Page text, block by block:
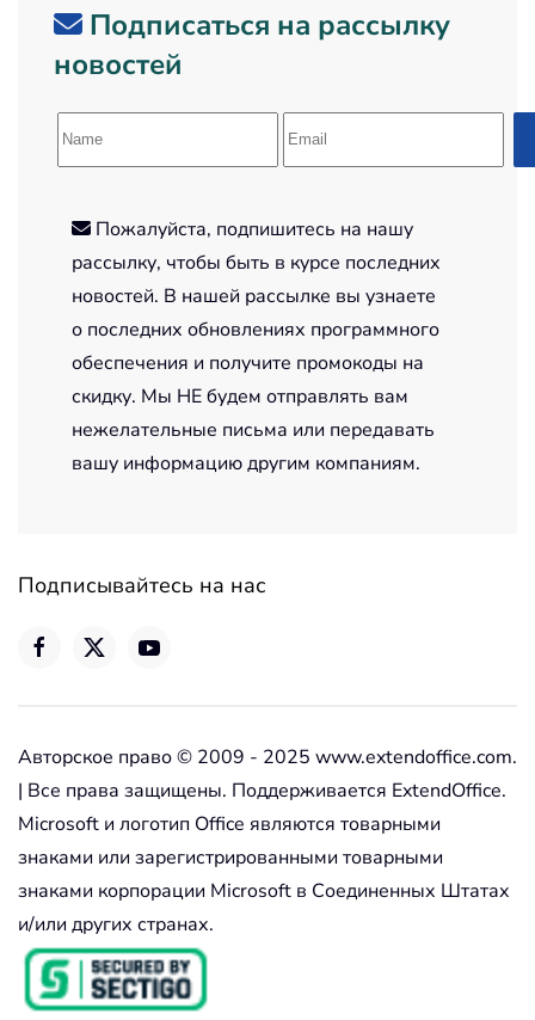
Подписаться на рассылку
новостей
Пожалуйста, подпишитесь на нашу
рассылку, чтобы быть в курсе последних
новостей. В нашей рассылке вы узнаете
о последних обновлениях программного
обеспечения и получите промокоды на
скидку. Мы НЕ будем отправлять вам
нежелательные письма или передавать
вашу информацию другим компаниям.
Подписывайтесь на нас
Авторское право © 2009 - 2025 www.extendoffice.com.
| Все права защищены. Поддерживается ExtendOffice.
Microsoft и логотип Office являются товарными
знаками или зарегистрированными товарными
знаками корпорации Microsoft в Соединенных Штатах
и/или других странах.